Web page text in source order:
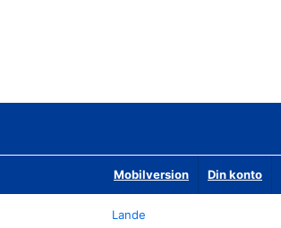
Mobilversion Din konto
Lande